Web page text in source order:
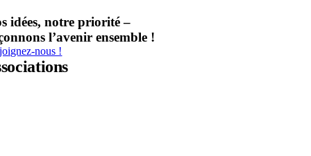
idées, notre priorité –
l’avenir ensemble !
nous !